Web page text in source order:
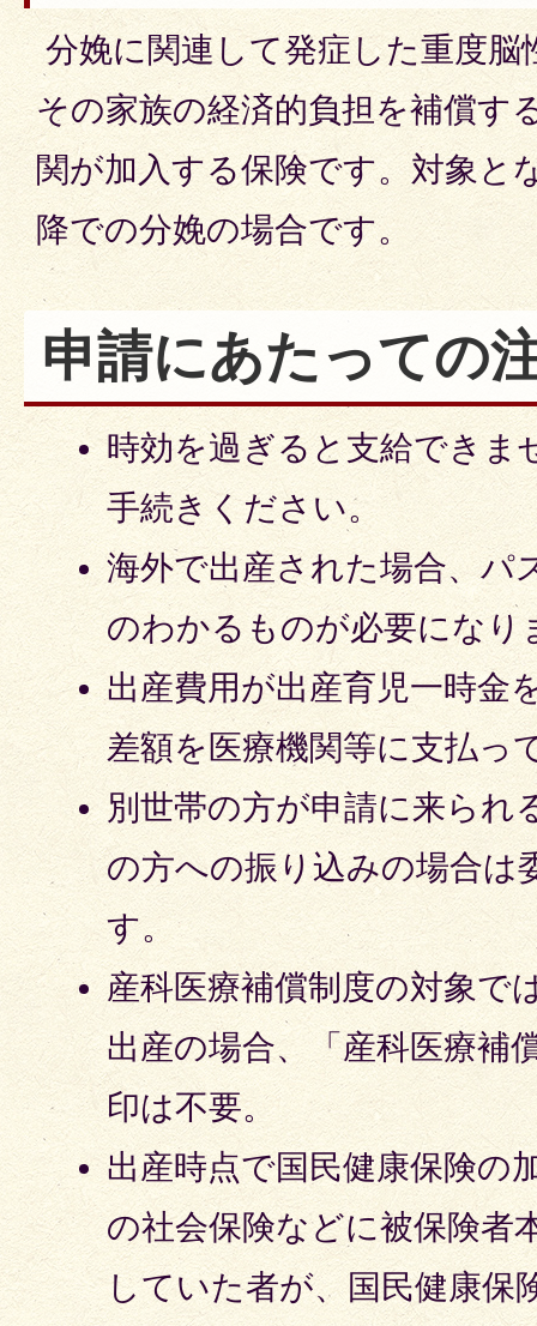
分娩に関連して発症した重度脳
その家族の経済的負担を補償す
関が加入する保険です。対象と
降での分娩の場合です。
申請にあたっての
時効を過ぎると支給できま
手続きください。
海外で出産された場合、パ
のわかるものが必要になり
出産費用が出産育児一時金
差額を医療機関等に支払っ
別世帯の方が申請に来られ
の方への振り込みの場合は
す。
産科医療補償制度の対象で
出産の場合、「産科医療補
印は不要。
出産時点で国民健康保険の
の社会保険などに被保険者
していた者が、国民健康保